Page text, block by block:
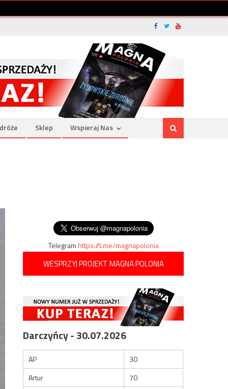
Sklep Wspieraj Nas
Telegramhttps://t.me/magnapolonia
WESPRZYJ PROJEKT MAGNA POLONIA
Darczyńcy - 30.07.2026
AP
30
Artur
70